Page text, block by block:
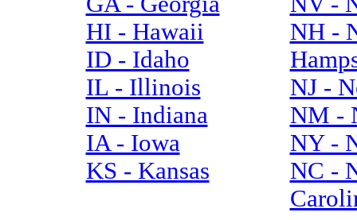
HI - Hawaii
ID - Idaho
IL - Illinois
IN - Indiana
IA - Iowa
KS - Kansas
NH -
NJ -
NM -
NY -
NC -